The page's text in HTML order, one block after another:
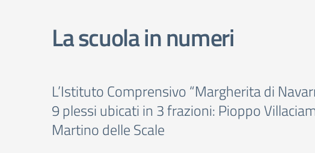
La scuola in numeri
L’Istituto Comprensivo “Margherita di
9 plessi ubicati in 3 frazioni: Pioppo
Martino delle Scale